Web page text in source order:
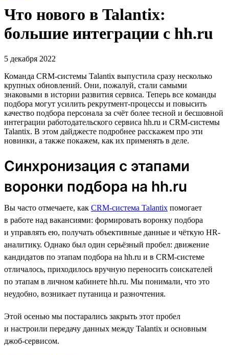
Что нового в Talantix:
большие интеграции с hh.ru
5 декабря 2022
Команда CRM-системы Talantix выпустила сразу несколько
крупных обновлений. Они, пожалуй, стали самыми
знаковыми в истории развития сервиса. Теперь все команды
подбора могут усилить рекрутмент-процессы и повысить
качество подбора персонала за счёт более тесной и бесшовной
интеграции работодательского сервиса hh.ru и CRM-системы
Talantix. В этом дайджесте подробнее расскажем про эти
новинки, а также покажем, как их применять в деле.
Синхронизация с этапами
воронки подбора на hh.ru
Вы часто отмечаете, как CRM-система Talantix помогает
в работе над вакансиями: формировать воронку подбора
и управлять ею, получать объективные данные и чёткую HR-
аналитику. Однако был один серьёзный пробел: движение
кандидатов по этапам подбора на hh.ru и в CRM-системе
отличалось, приходилось вручную переносить соискателей
по этапам в личном кабинете hh.ru. Мы понимали, что это
неудобно, возникает путаница и разночтения.
Этой осенью мы постарались закрыть этот пробел
и настроили передачу данных между Talantiх и основным
джоб-сервисом.